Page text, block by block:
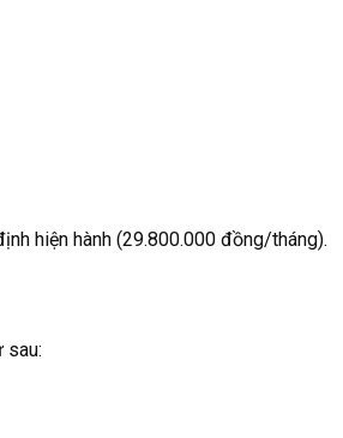
hiện hành (29.800.000 đồng/tháng).
sau: